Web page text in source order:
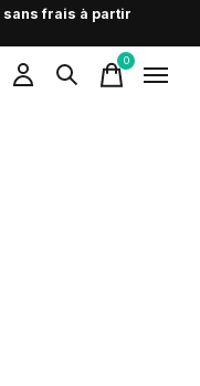
sans frais à partir
0items